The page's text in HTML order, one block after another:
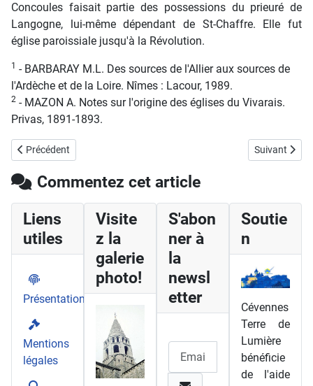
Concoules faisait partie des possessions du prieuré de
Langogne, lui-même dépendant de St-Chaffre. Elle fut
église paroissiale jusqu'à la Révolution.
1 - BARBARAY M.L. Des sources de l'Allier aux sources de
l'Ardèche et de la Loire. Nîmes : Lacour, 1989.
2 - MAZON A. Notes sur l'origine des églises du Vivarais.
Privas, 1891-1893.
Article précédent : Oppidum de Jastres
Précédent Article
Suivant
Commentez cet article
Liens
utiles
Présentation
Mentions
légales
Visite
z la
galerie
photo!
S'abon
ner à
la
newsl
etter
Soutie
n
Cévennes
Terre de
Lumière
bénéficie
de l'aide